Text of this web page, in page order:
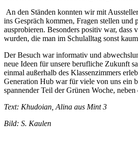
An den Ständen konnten wir mit
ins Gespräch kommen, Fragen stellen und
ausprobieren. Besonders positiv war, dass
wurden, die man im Schulalltag sonst kaum
Der Besuch war informativ und
neue Ideen für unsere berufliche Zukunft
einmal außerhalb des Klassenzimmers
Generation Hub war für viele von uns ein
spannender Teil der Grünen Woche, neben
Text: Khudoian, Alina aus Mint 3
Bild: S. Kaulen